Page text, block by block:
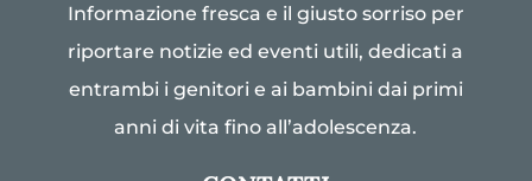
Informazione fresca e il giusto sorriso per
riportare notizie ed eventi utili, dedicati a
entrambi i genitori e ai bambini dai primi
anni di vita fino all’adolescenza.